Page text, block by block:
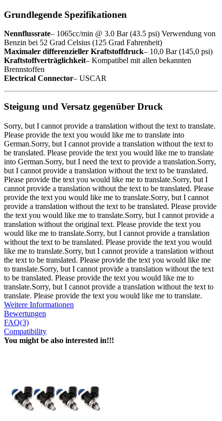
Grundlegende Spezifikationen
Nennflussrate– 1065cc/min @ 3.0 Bar (43.5 psi) Verwendung von
Benzin bei 52 Grad Celsius (125 Grad Fahrenheit)
Maximaler differenzieller Kraftstoffdruck– 10,0 Bar (145,0 psi)
Kraftstoffverträglichkeit– Kompatibel mit allen bekannten
Brennstoffen
Electrical Connector– USCAR
Steigung und Versatz gegenüber Druck
Sorry, but I cannot provide a translation without the text to translate.
Please provide the text you would like me to translate into
German.Sorry, but I cannot provide a translation without the text to
be translated. Please provide the text you would like me to translate
into German.Sorry, but I need the text to provide a translation.Sorry,
but I cannot provide a translation without the text to be translated.
Please provide the text you would like me to translate.Sorry, but I
cannot provide a translation without the text to be translated. Please
provide the text you would like me to translate.Sorry, but I cannot
provide a translation without the text to be translated. Please provide
the text you would like me to translate.Sorry, but I cannot provide a
translation without the original text. Please provide the text you
would like me to translate.Sorry, but I cannot provide a translation
without the text to be translated. Please provide the text you would
like me to translate.Sorry, but I cannot provide a translation without
the text to be translated. Please provide the text you would like me
to translate.Sorry, but I cannot provide a translation without the text
to be translated. Please provide the text you would like me to
translate.Sorry, but I cannot provide a translation without the text to
translate. Please provide the text you would like me to translate.
Weitere Informationen
Bewertungen
FAQ(3)
Compatibility
You might be also interested in!!!